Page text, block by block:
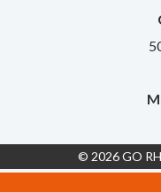
© 2026 GO